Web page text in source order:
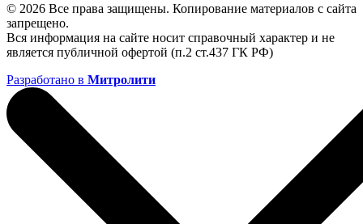
© 2026 Все права защищены. Копирование материалов с сайта
запрещено.
Вся информация на сайте носит справочный характер и не
является публичной офертой (п.2 ст.437 ГК РФ)
Разработано в Митролити